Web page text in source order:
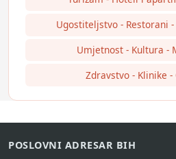
Ugostiteljstvo - Restorani
Umjetnost - Kultura -
Zdravstvo - Klinike
POSLOVNI ADRESAR BIH